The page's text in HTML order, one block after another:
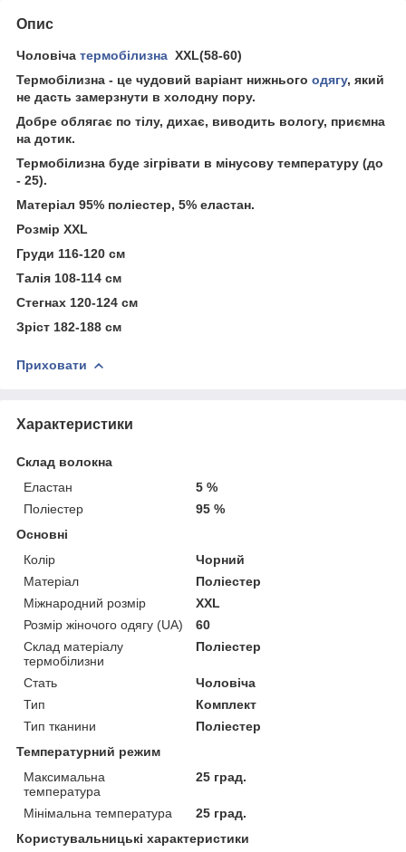
Опис
Чоловіча термобілизна XXL(58-60)
Термобілизна - це чудовий варіант нижнього одягу, який
не дасть замерзнути в холодну пору.
Добре облягає по тілу, дихає, виводить вологу, приємна
на дотик.
Термобілизна буде зігрівати в мінусову температуру (до
- 25).
Матеріал 95% поліестер, 5% еластан.
Розмір XXL
Груди 116-120 см
Талія 108-114 см
Стегнах 120-124 см
Зріст 182-188 см
Приховати
Характеристики
Склад волокна
Еластан
5 %
Поліестер
95 %
Основні
Колір
Чорний
Матеріал
Поліестер
Міжнародний розмір
XXL
Розмір жіночого одягу (UA)
60
Склад матеріалу
термобілизни
Поліестер
Стать
Чоловіча
Тип
Комплект
Тип тканини
Поліестер
Температурний режим
Максимальна
температура
25 град.
Мінімальна температура
25 град.
Користувальницькі характеристики